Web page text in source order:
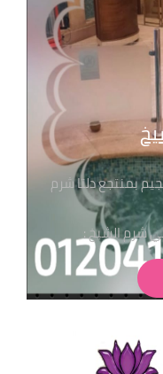
بمنتجع دلتا شرم
شرم الشيخ :